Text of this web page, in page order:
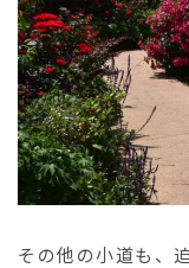
その他の小道も、